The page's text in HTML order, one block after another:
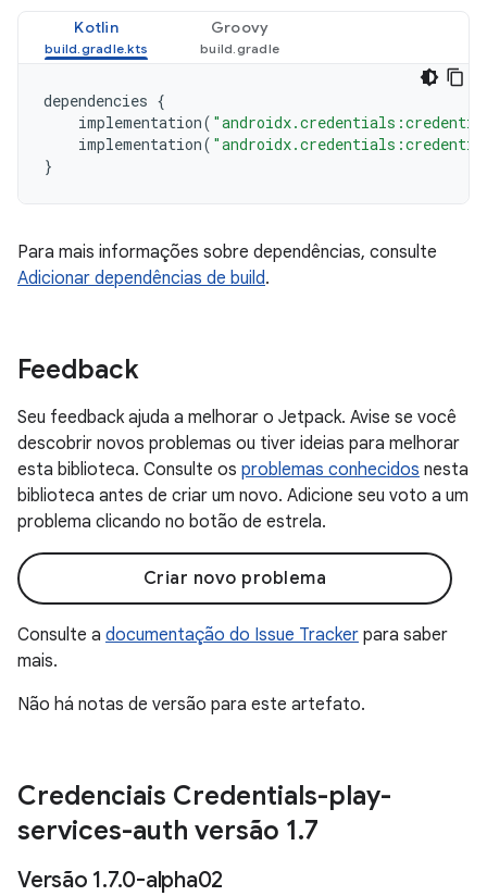
Kotlin Groovy
dependencies {
implementation(
implementation(
}
Para mais informações sobre dependências, consulte
Adicionar dependências de build.
Feedback
Seu feedback ajuda a melhorar o Jetpack. Avise se você
descobrir novos problemas ou tiver ideias para melhorar
esta biblioteca. Consulte os problemas conhecidos nesta
biblioteca antes de criar um novo. Adicione seu voto a um
problema clicando no botão de estrela.
Criar novo problema
Consulte a documentação do Issue Tracker para saber
mais.
Não há notas de versão para este artefato.
Credenciais Credentials-play-
services-auth versão 1.7
Versão 1.7.0-alpha02